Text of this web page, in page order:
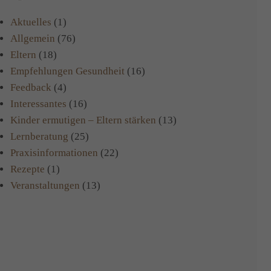
Aktuelles (1)
Allgemein (76)
Eltern (18)
Empfehlungen Gesundheit(16)
Feedback (4)
Interessantes (16)
Kinder ermutigen – Eltern stärken (13)
Lernberatung (25)
Praxisinformationen (22)
Rezepte (1)
Veranstaltungen (13)